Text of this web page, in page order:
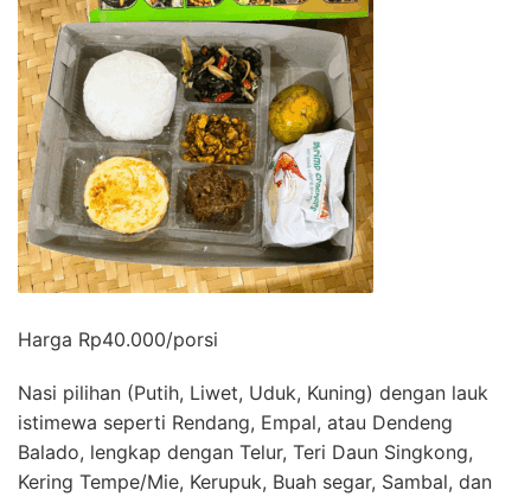
Harga Rp40.000/porsi
Nasi pilihan (Putih, Liwet, Uduk, Kuning) dengan lauk
istimewa seperti Rendang, Empal, atau Dendeng
Balado, lengkap dengan Telur, Teri Daun Singkong,
Kering Tempe/Mie, Kerupuk, Buah segar, Sambal, dan